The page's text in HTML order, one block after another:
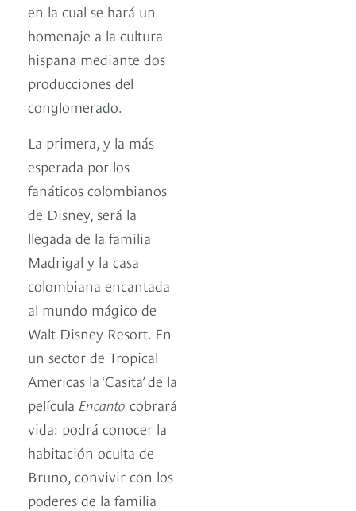
en la cual se hará un
homenaje a la cultura
hispana mediante dos
producciones del
conglomerado.
La primera, y la más
esperada por los
fanáticos colombianos
de Disney, será la
llegada de la familia
Madrigal y la casa
colombiana encantada
al mundo mágico de
Walt Disney Resort. En
un sector de Tropical
Americas la ‘Casita’ de la
película Encanto cobrará
vida: podrá conocer la
habitación oculta de
Bruno, convivir con los
poderes de la familia